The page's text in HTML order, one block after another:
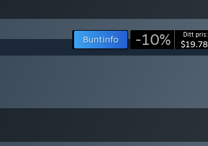
Buntinfo -10% Ditt pris:
$19.78